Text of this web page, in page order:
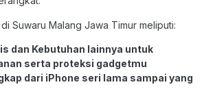
Suwaru Malang Jawa Timur meliputi:
dan Kebutuhan lainnya untuk
serta proteksi gadgetmu
dari iPhone seri lama sampai yang